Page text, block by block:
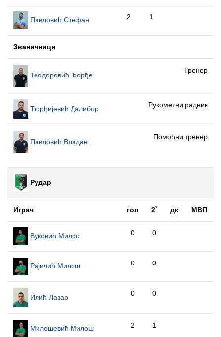
Павловић Стефан 2 1
Званичници
Теодоровић Ђорђе
Тренер
Ђорђијевић Далибор Рукометни радник
Павловић Владан
Помоћни тренер
Рудар
Играч гол 2` дк МВП
Вуковић Милос 0 0
Рајичић Милош 0 0
Илић Лазар 0 0
Милошевић Милош 2 1